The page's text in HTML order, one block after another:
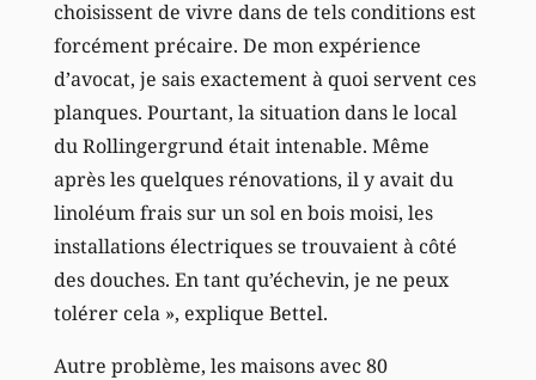
choisissent de vivre dans de tels conditions est
forcément précaire. De mon expérience
d’avocat, je sais exactement à quoi servent ces
planques. Pourtant, la situation dans le local
du Rollingergrund était intenable. Même
après les quelques rénovations, il y avait du
linoléum frais sur un sol en bois moisi, les
installations électriques se trouvaient à côté
des douches. En tant qu’échevin, je ne peux
tolérer cela », explique Bettel.
Autre problème, les maisons avec 80